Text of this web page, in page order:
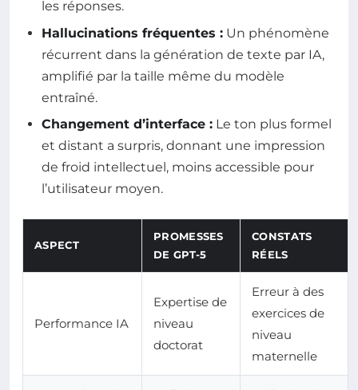
les réponses.
Hallucinations fréquentes : Un phénomène
récurrent dans la génération de texte par IA,
amplifié par la taille même du modèle
entraîné.
Changement d’interface : Le ton plus formel
et distant a surpris, donnant une impression
de froid intellectuel, moins accessible pour
l’utilisateur moyen.
ASPECT
PROMESSES
DE GPT-5
CONSTATS
RÉELS
Performance IA
Expertise de
niveau
doctorat
Erreur à des
exercices de
niveau
maternelle